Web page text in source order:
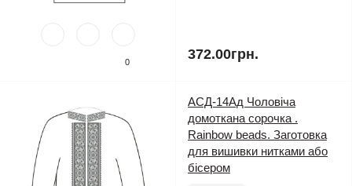
0 372.00грн.
АСД-14Ад Чоловіча
домоткана сорочка .
Rainbow beads. Заготовка
для вишивки нитками або
бісером